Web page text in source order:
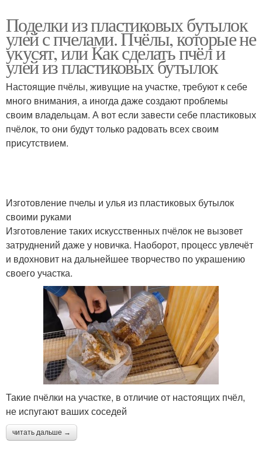
Поделки из пластиковых бутылок
улей с пчелами. Пчёлы, которые не
укусят, или Как сделать пчёл и
улей из пластиковых бутылок
Настоящие пчёлы, живущие на участке, требуют к себе
много внимания, а иногда даже создают проблемы
своим владельцам. А вот если завести себе пластиковых
пчёлок, то они будут только радовать всех своим
присутствием.
Изготовление пчелы и улья из пластиковых бутылок
своими руками
Изготовление таких искусственных пчёлок не вызовет
затруднений даже у новичка. Наоборот, процесс увлечёт
и вдохновит на дальнейшее творчество по украшению
своего участка.
Такие пчёлки на участке, в отличие от настоящих пчёл,
не испугают ваших соседей
читать дальше →